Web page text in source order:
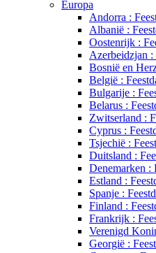
Europa
Andorra :
Albanië :
Oostenrijk :
Azerbeidzjan :
Bosnië en
België :
Bulgarije :
Belarus :
Zwitserland :
Cyprus :
Tsjechië :
Duitsland :
Denemarken :
Estland :
Spanje :
Finland :
Frankrijk :
Verenigd
Georgië :